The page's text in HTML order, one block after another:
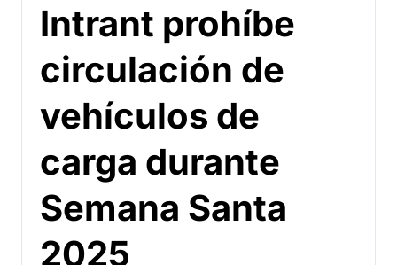
Intrant prohíbe
circulación de
vehículos de
carga durante
Semana Santa
2025